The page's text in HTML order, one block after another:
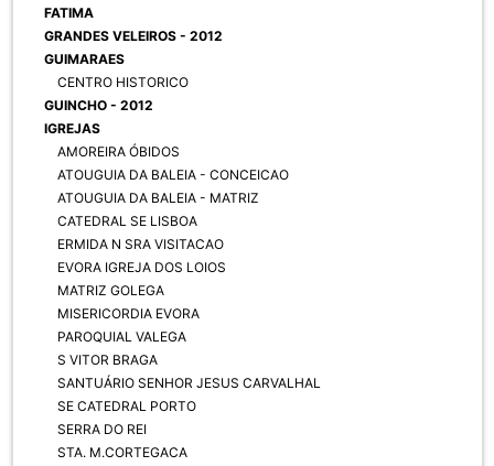
FATIMA
GRANDES VELEIROS - 2012
GUIMARAES
CENTRO HISTORICO
GUINCHO - 2012
IGREJAS
AMOREIRA ÓBIDOS
ATOUGUIA DA BALEIA - CONCEICAO
ATOUGUIA DA BALEIA - MATRIZ
CATEDRAL SE LISBOA
ERMIDA N SRA VISITACAO
EVORA IGREJA DOS LOIOS
MATRIZ GOLEGA
MISERICORDIA EVORA
PAROQUIAL VALEGA
S VITOR BRAGA
SANTUÁRIO SENHOR JESUS CARVALHAL
SE CATEDRAL PORTO
SERRA DO REI
STA. M.CORTEGACA